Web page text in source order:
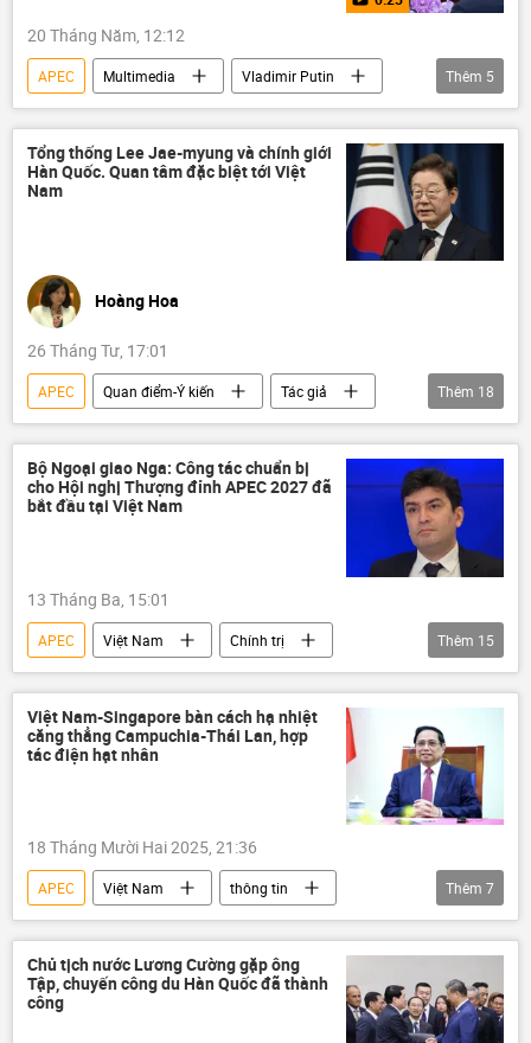
20 Tháng Năm, 12:12
APEC Multimedia
Vladimir Putin
Tập Cận Bình
Video
Trung Quốc
Thế giới
Nga
Thêm 5
Tổng thống Lee Jae-myung và chính giới
Hàn Quốc. Quan tâm đặc biệt tới Việt
Nam
Hoàng Hoa
26 Tháng Tư, 17:01
APEC Quan điểm-Ý kiến
Tác giả
Chính trị
Thế giới
Nguyễn Minh Tâm
Bộ Công an Việt Nam
Việt Nam
nhà máy nhiệt điện
Công nghiệp
ASEAN
Kinh tế
công nghệ
ASEM
AI Bắc Ninh
Thêm 18
Bộ Ngoại giao Nga: Công tác chuẩn bị
cho Hội nghị Thượng đỉnh APEC 2027 đã
bắt đầu tại Việt Nam
13 Tháng Ba, 15:01
APEC Việt Nam
Chính trị
Thế giới
Bộ Ngoại giao Nga
Kinh tế
Trung Quốc
Nga
Hoa Kỳ
Châu Á
New Zealand
Hồng Kông
Đài Loan
Thêm 15
Việt Nam-Singapore bàn cách hạ nhiệt
căng thẳng Campuchia-Thái Lan, hợp
tác điện hạt nhân
18 Tháng Mười Hai 2025, 21:36
APEC Việt Nam
thông tin
Singapore
ASEAN
Campuchia
Thái Lan
Chính trị
nhà máy điện hạt nhân
Phạm Minh Chính
Thêm 7
Chủ tịch nước Lương Cường gặp ông
Tập, chuyến công du Hàn Quốc đã thành
công